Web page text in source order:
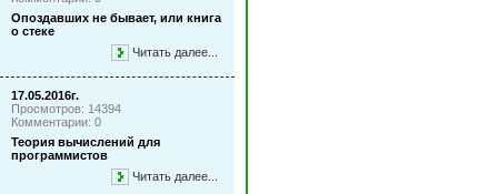
Опоздавших не бывает, или книга
о стеке
Читать далее...
17.05.2016г.
Просмотров: 14394
Комментарии: 0
Теория вычислений для
программистов
Читать далее...